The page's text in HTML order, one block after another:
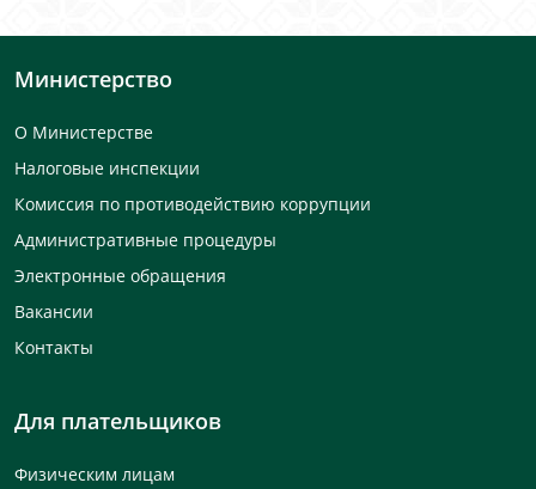
Министерство
О Министерстве
Налоговые инспекции
Комиссия по противодействию коррупции
Административные процедуры
Электронные обращения
Вакансии
Контакты
Для плательщиков
Физическим лицам